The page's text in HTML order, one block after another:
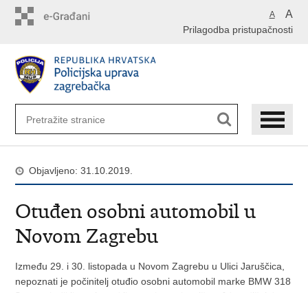
A A
Prilagodba pristupačnosti
Objavljeno: 31.10.2019.
Otuđen osobni automobil u
Novom Zagrebu
Između 29. i 30. listopada u Novom Zagrebu u Ulici Jaruščica,
nepoznati je počinitelj otuđio osobni automobil marke BMW 318